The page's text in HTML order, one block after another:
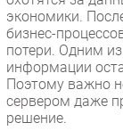
экономики.
бизнес-
потери. Одним
информации
Поэтому важно
сервером даже
решение.